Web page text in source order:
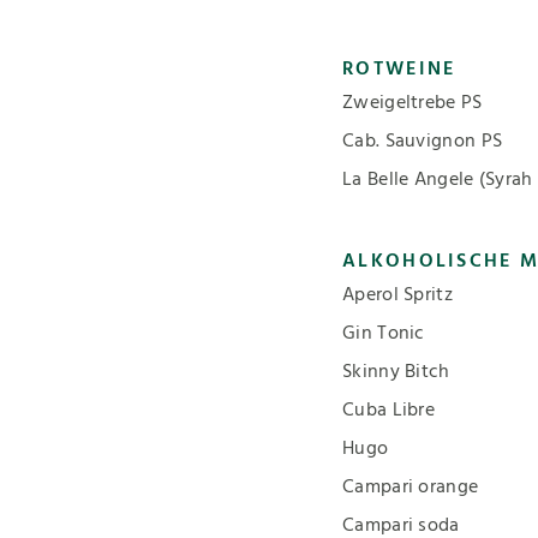
ROTWEINE
Zweigeltrebe PS
Cab. Sauvignon PS
La Belle Angele
ALKOHOLISCHE
Aperol Spritz
Gin Tonic
Skinny Bitch
Cuba Libre
Hugo
Campari orange
Campari soda